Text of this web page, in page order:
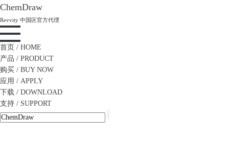
ChemDraw
Revvity 中国区官方代理
首页 / HOME
产品 / PRODUCT
购买 / BUY NOW
应用 / APPLY
下载 / DOWNLOAD
支持 / SUPPORT